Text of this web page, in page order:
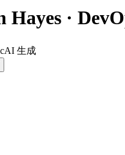
Hayes ·
AI 生成